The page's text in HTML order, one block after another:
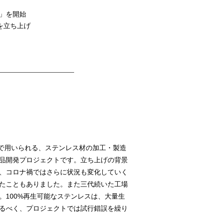
を開始
立ち上げ
用いられる、ステンレス材の加工・製造
開発プロジェクトです。立ち上げの背景
コロナ禍ではさらに状況も変化していく
こともありました。また三代続いた工場
100%再生可能なステンレスは、大量生
べく、プロジェクトでは試行錯誤を繰り